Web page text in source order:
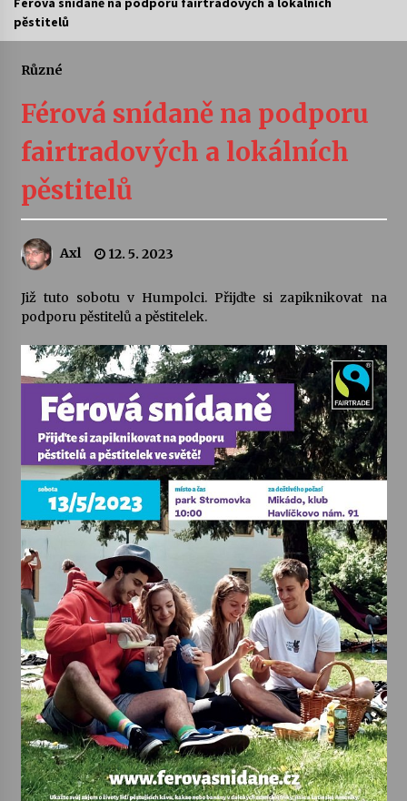
Vernisáž výstavy Josefíny Duškové: Stávám se
30. 7. 2026
Veselí muzikanti
30. 7. 2026
šedesátka: 28. 7.–1. 8. 2026
28. 7. 2026
Letní koncerty ve Stromovce: Kolchoz a
Jenakaši
28. 7. 2026
Votavžatský ploty
23. 7. 2026
Letní koncerty ve Stromovce: Rufus Miller
22. 7. 2026
Vysočinka
17. 7. 2026
Ozvěny prázdnin
14. 7. 2026
Za kulturou kousek za Humpolec. V Želivě ožije
odkaz Josefa Čapka
pěstitelů
Různé
Férová snídaně na podporu
fairtradových a lokálních
pěstitelů
Axl 12. 5. 2023
Již tuto sobotu v Humpolci. Přijďte si zapiknikovat na
podporu pěstitelů a pěstitelek.